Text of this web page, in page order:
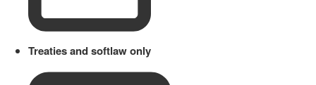
Treaties and softlaw only